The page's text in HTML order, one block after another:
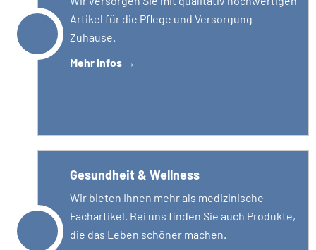
Artikel für die Pflege und Versorgung
Zuhause.
Mehr Infos→
Gesundheit & Wellness
Wir bieten Ihnen mehr als medizinische
Fachartikel. Bei uns finden Sie auch Produkte,
die das Leben schöner machen.